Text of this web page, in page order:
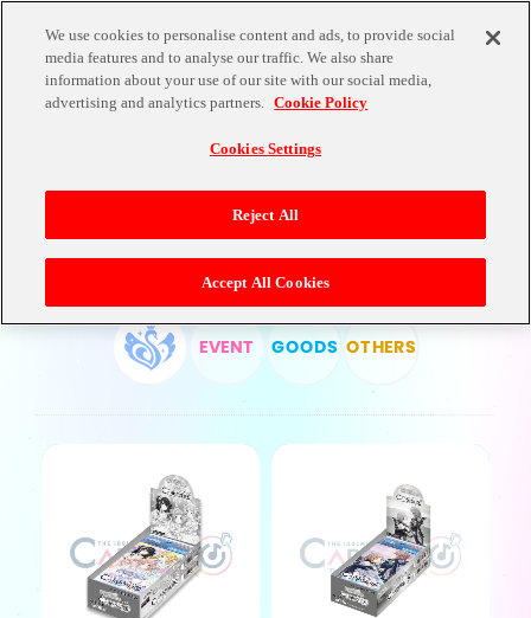
PRODUCTS
EVENT GOODS OTHERS
We use cookies to personalise content and ads, to provide social
media features and to analyse our traffic. We also share
information about your use of our site with our social media,
advertising and analytics partners. Cookie Policy
Cookies Settings
Reject All
Accept All Cookies